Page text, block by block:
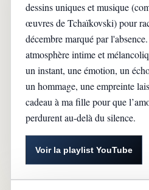
dessins uniques et musique
œuvres de Tchaïkovski) pour
décembre marqué par
atmosphère intime et
un instant, une émotion, un
un hommage, une empreinte
cadeau à ma fille pour que
perdurent au-delà du silence.
Voir la playlist YouTube